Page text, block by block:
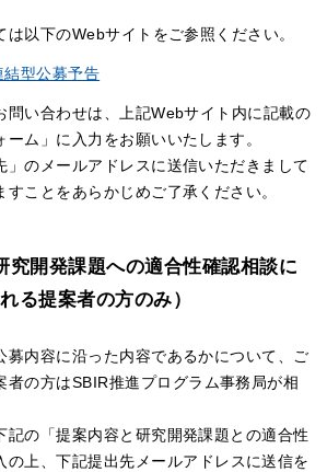
以下のWebサイトをご参照ください。
型公募予告
問い合わせは、上記Webサイト内に記載の
ーム」に入力をお願いいたします。
」のメールアドレスに送信いただきまして
すことをあらかじめご了承ください。
究開発課題への適合性確認相談に
る提案者の方のみ）
募内容に沿った内容であるかについて、ご
者の方はSBIR推進プログラム事務局が相
記の「提案内容と研究開発課題との適合性
の上、下記提出先メールアドレスに送信を